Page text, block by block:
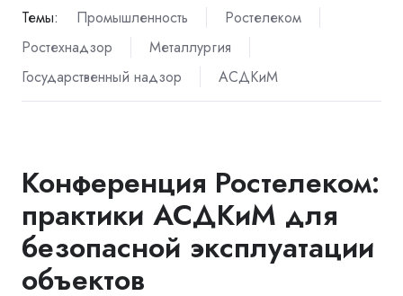
Темы: Промышленность
Ростелеком
Ростехнадзор
Металлургия
Государственный надзор
АСДКиМ
Конференция Ростелеком:
практики АСДКиМ для
безопасной эксплуатации
объектов